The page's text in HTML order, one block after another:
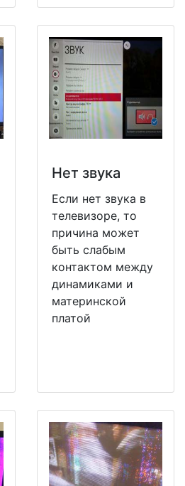
Нет звука
Если нет звука в
телевизоре, то
причина может
быть слабым
контактом между
динамиками и
материнской
платой